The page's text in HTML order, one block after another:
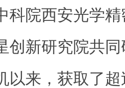
科院西安光学
创新研究院共同
以来，获取了